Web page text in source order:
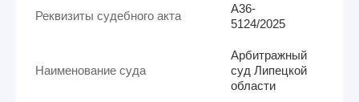
Реквизиты судебного акта
А36-
5124/2025
Наименование суда
Арбитражный
суд Липецкой
области